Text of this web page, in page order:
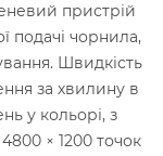
пристрій
подачі чорнила,
Швидкість
за хвилину в
у кольорі, з
× 1200 точок